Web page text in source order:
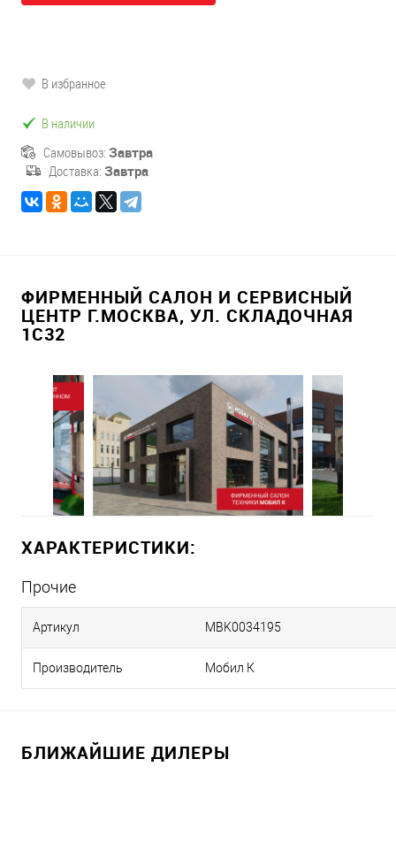
В избранное
В наличии
Самовывоз: Завтра
Доставка: Завтра
ФИРМЕННЫЙ САЛОН И СЕРВИСНЫЙ
ЦЕНТР Г.МОСКВА, УЛ. СКЛАДОЧНАЯ
1С32
ХАРАКТЕРИСТИКИ:
Прочие
Артикул MBK0034195
Производитель Мобил К
БЛИЖАЙШИЕ ДИЛЕРЫ